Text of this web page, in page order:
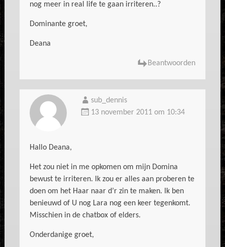
nog meer in real life te gaan irriteren..?
Dominante groet,
Deana
Beantwoorden
sub_dennis
13 november 2011 om 10:34
Hallo Deana,
Het zou niet in me opkomen om mijn Domina
bewust te irriteren. Ik zou er alles aan proberen te
doen om het Haar naar d’r zin te maken. Ik ben
benieuwd of U nog Lara nog een keer tegenkomt.
Misschien in de chatbox of elders.
Onderdanige groet,